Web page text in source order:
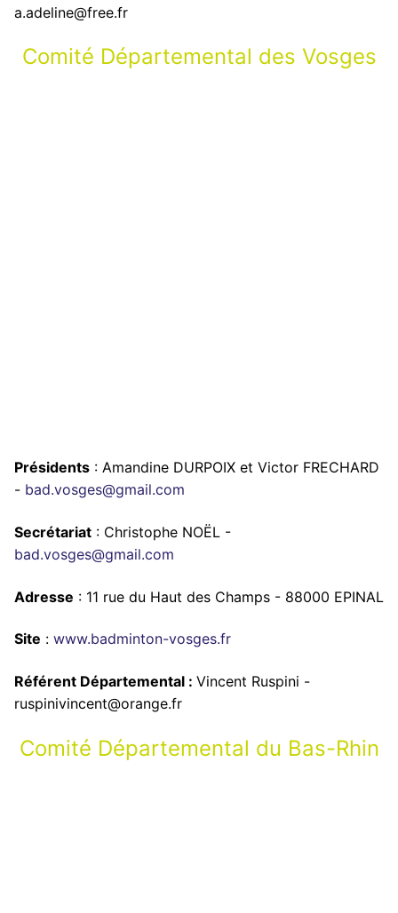
a.adeline@free.fr
Comité Départemental des Vosges
Présidents : Amandine DURPOIX et Victor FRECHARD
- bad.vosges@gmail.com
Secrétariat : Christophe NOËL -
bad.vosges@gmail.com
Adresse : 11 rue du Haut des Champs - 88000 EPINAL
Site : www.badminton-vosges.fr
Référent Départemental : Vincent Ruspini -
ruspinivincent@orange.fr
Comité Départemental du Bas-Rhin